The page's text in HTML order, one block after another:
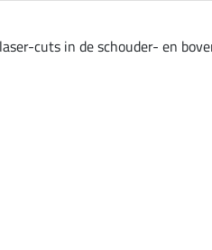
cuts in de schouder- en